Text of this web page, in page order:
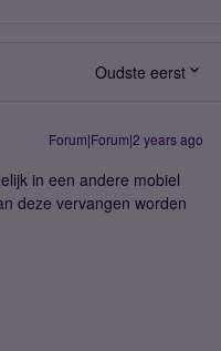
Oudste eerst
Forum|Forum|2 years ago
in een andere mobiel
deze vervangen worden